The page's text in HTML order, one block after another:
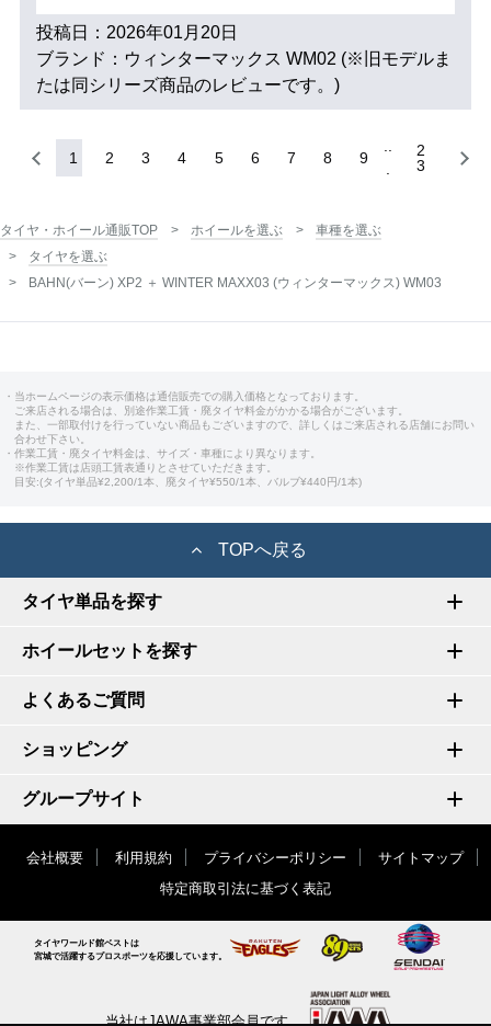
投稿日：2026年01月20日
ブランド：ウィンターマックス WM02 (※旧モデルま
たは同シリーズ商品のレビューです。)
1 2 3 4 5 6 7 8 9
2
3
タイヤ・ホイール通販TOP ホイールを選ぶ
車種を選ぶ
タイヤを選ぶ
BAHN(バーン) XP2 ＋ WINTER MAXX03 (ウィンターマックス) WM03
・当ホームページの表示価格は通信販売での購入価格となっております。
ご来店される場合は、別途作業工賃・廃タイヤ料金がかかる場合がございます。
また、一部取付けを行っていない商品もございますので、詳しくはご来店される店舗にお問い
合わせ下さい。
・作業工賃・廃タイヤ料金は、サイズ・車種により異なります。
※作業工賃は店頭工賃表通りとさせていただきます。
目安:(タイヤ単品¥2,200/1本、廃タイヤ¥550/1本、バルブ¥440円/1本)
TOPへ戻る
タイヤ単品を探す
ホイールセットを探す
よくあるご質問
ショッピング
グループサイト
会社概要 利用規約 プライバシーポリシー
サイトマップ
特定商取引法に基づく表記
タイヤワールド館ベストは
宮城で活躍するプロスポーツを応援しています。
当社はJAWA事業部会員です